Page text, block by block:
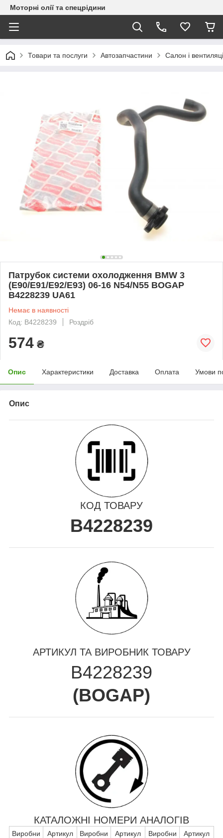
Моторні олії та спецрідини
Товари та послуги Автозапчастини Салон і
Патрубок системи охолодження BMW 3
(E90/E91/E92/E93) 06-16 N54/N55 BOGAP
B4228239 UA61
Немає в наявності
Код: B4228239
Роздріб
574 ₴
Опис Характеристики Доставка Оплата Умови
Опис
КОД ТОВАРУ
B4228239
АРТИКУЛ ТА ВИРОБНИК ТОВАРУ
B4228239
(BOGAP)
КАТАЛОЖНІ НОМЕРИ АНАЛОГІВ
Виробни
Артикул
Виробни
Артикул
Виробни
Артикул